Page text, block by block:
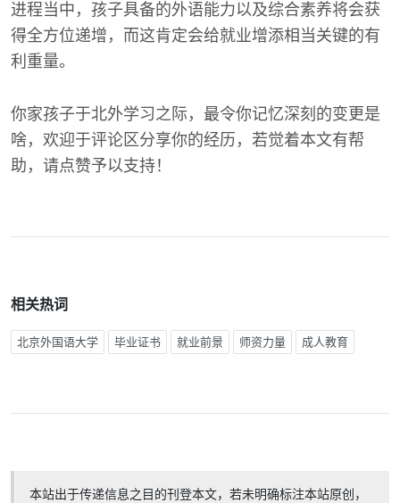
进程当中，孩子具备的外语能力以及综合素养将会获
得全方位递增，而这肯定会给就业增添相当关键的有
利重量。
你家孩子于北外学习之际，最令你记忆深刻的变更是
啥，欢迎于评论区分享你的经历，若觉着本文有帮
助，请点赞予以支持！
相关热词
北京外国语大学 毕业证书 就业前景 师资力量 成人教育
本站出于传递信息之目的刊登本文，若未明确标注本站原创，